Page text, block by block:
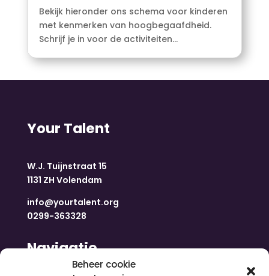
Beheer cookie
Bekijk hieronder ons schema voor kinderen
met kenmerken van hoogbegaafdheid.
Schrijf je in voor de activiteiten...
Your Talent
W.J. Tuijnstraat 15
1131 ZH Volendam
info@yourtalent.org
0299-363328
Navigatie